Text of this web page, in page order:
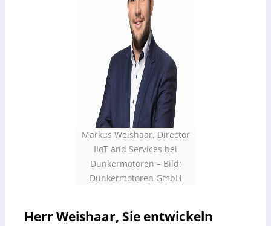
Markus Weishaar, Director
IIoT and Services bei
Dunkermotoren – Bild:
Dunkermotoren GmbH
Herr Weishaar, Sie entwickeln